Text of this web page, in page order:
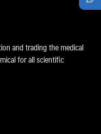
and trading the medical
for all scientific